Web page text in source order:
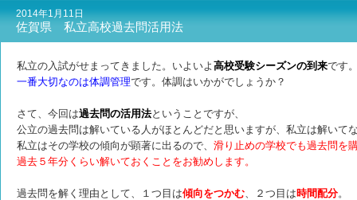
2014年1月11日
佐賀県 私立高校過去問活用法
私立の入試がせまってきました。いよいよ 高校受験シーズンの到来です
一番大切なのは体調管理です。体調はいかがでしょうか？
さて、今回は過去問の活用法ということですが、
公立の過去問は解いている人がほとんどだと思いますが、私立は解いて
私立はその学校の傾向が顕著に出るので、 滑り止めの学校でも過去問を
過去５年分くらい解いておくことをお勧めします。
過去問を解く理由として、１つ目は傾向をつかむ、２つ目は時間配分。